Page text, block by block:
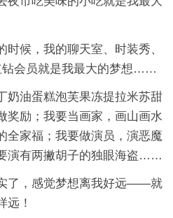
候，我的聊天室、时装秀、
钻会员就是我最大的梦想……
奶油蛋糕泡芙果冻提拉米苏甜
励；我要当画家，画山画水
全家福；我要做演员，演恶魔
演有两撇胡子的独眼海盗……
了，感觉梦想离我好远——就
远！